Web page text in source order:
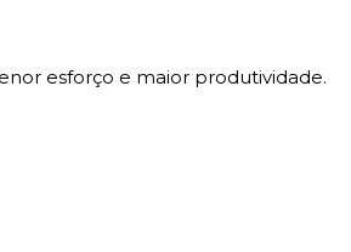
esforço e maior produtividade.